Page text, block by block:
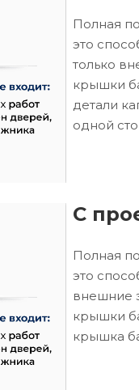
Полная
это
только
крышки
детали
одной
С
Полная
это
внешние
крышки
крышка